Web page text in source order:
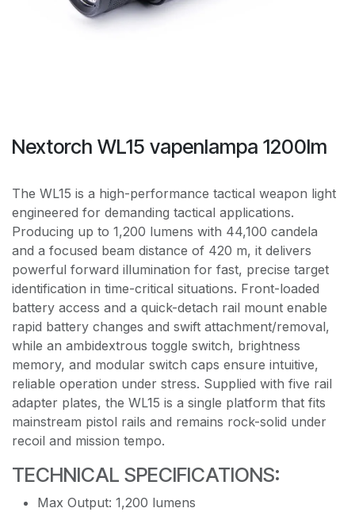
Nextorch WL15 vapenlampa 1200lm
The WL15 is a high-performance tactical weapon light
engineered for demanding tactical applications.
Producing up to 1,200 lumens with 44,100 candela
and a focused beam distance of 420 m, it delivers
powerful forward illumination for fast, precise target
identification in time-critical situations. Front-loaded
battery access and a quick-detach rail mount enable
rapid battery changes and swift attachment/removal,
while an ambidextrous toggle switch, brightness
memory, and modular switch caps ensure intuitive,
reliable operation under stress. Supplied with five rail
adapter plates, the WL15 is a single platform that fits
mainstream pistol rails and remains rock-solid under
recoil and mission tempo.
TECHNICAL SPECIFICATIONS:
Max Output: 1,200 lumens